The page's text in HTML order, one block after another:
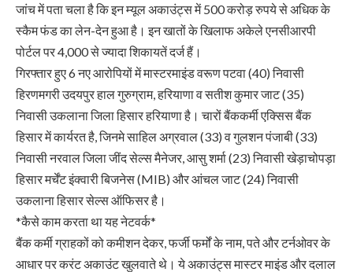
जांच में पता चला है कि इन म्यूल अकाउंट्स में 500 करोड़ रुपये से अधिक के
स्कैम फंड का लेन-देन हुआ है। इन खातों के खिलाफ अकेले एनसीआरपी
पोर्टल पर 4,000 से ज्यादा शिकायतें दर्ज हैं।
गिरफ्तार हुए 6 नए आरोपियों में मास्टरमाइंड वरूण पटवा (40) निवासी
हिरणमगरी उदयपुर हाल गुरुग्राम, हरियाणा व सतीश कुमार जाट (35)
निवासी उकलाना जिला हिसार हरियाणा है। चारों बैंककर्मी एक्सिस बैंक
हिसार में कार्यरत है, जिनमे साहिल अग्रवाल (33) व गुलशन पंजाबी (33)
निवासी नरवाल जिला जींद सेल्स मैनेजर, आसु शर्मा (23) निवासी खेड़ाचोपड़ा
हिसार मर्चेंट इंक्वारी बिजनेस (MIB) और आंचल जाट (24) निवासी
उकलाना हिसार सेल्स ऑफिसर है।
*कैसे काम करता था यह नेटवर्क*
बैंक कर्मी ग्राहकों को कमीशन देकर, फर्जी फर्मों के नाम, पते और टर्नओवर के
आधार पर करंट अकाउंट खुलवाते थे। ये अकाउंट्स मास्टर माइंड और दलाल